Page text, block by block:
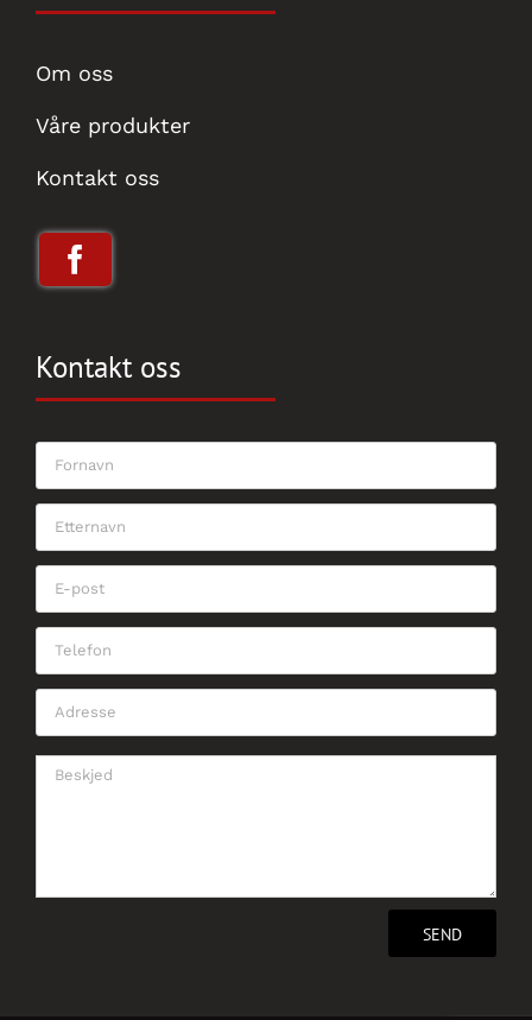
Om oss
Våre produkter
Kontakt oss
Kontakt oss